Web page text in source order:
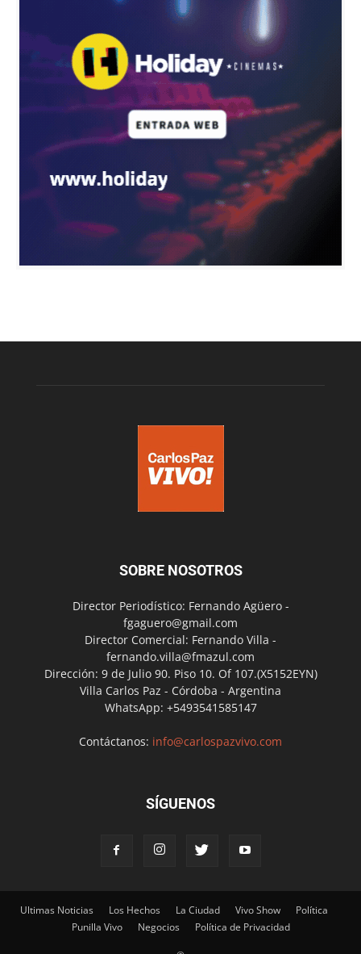
SOBRE NOSOTROS
Director Periodístico: Fernando Agüero -
fgaguero@gmail.com
Director Comercial: Fernando Villa -
fernando.villa@fmazul.com
Dirección: 9 de Julio 90. Piso 10. Of 107.(X5152EYN)
Villa Carlos Paz - Córdoba - Argentina
WhatsApp: +5493541585147
Contáctanos: info@carlospazvivo.com
SÍGUENOS
Ultimas Noticias Los Hechos La Ciudad Vivo Show
Política
Punilla Vivo
Negocios Política de Privacidad